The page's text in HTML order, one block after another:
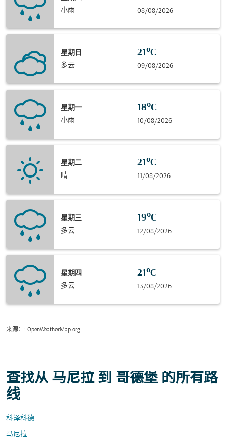
小雨
08/08/2026
星期日
多云
21°C
09/08/2026
星期一
小雨
18°C
10/08/2026
星期二
晴
21°C
11/08/2026
星期三
多云
19°C
12/08/2026
星期四
多云
21°C
13/08/2026
来源： : OpenWeatherMap.org
查找从 马尼拉 到 哥德堡 的所有路
线
科泽科德
马尼拉